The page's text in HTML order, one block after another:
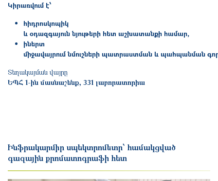
Կիրառվում է՝
հիդրոսկոպիկ
և օդազգայուն նյութերի հետ աշխատանքի համար,
իներտ
միջավայրում նմուշների պատրաստման և պահպանման
Տեղակայման վայրը
ԵՊՀ 1-ին մասնաշենք, 331 լաբորատորիա
Ինֆրակարմիր սպեկտրոմետր՝ համակցված
գազային քրոմատոգրաֆի հետ